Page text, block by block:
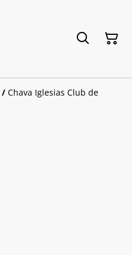
/ Chava Iglesias Club de